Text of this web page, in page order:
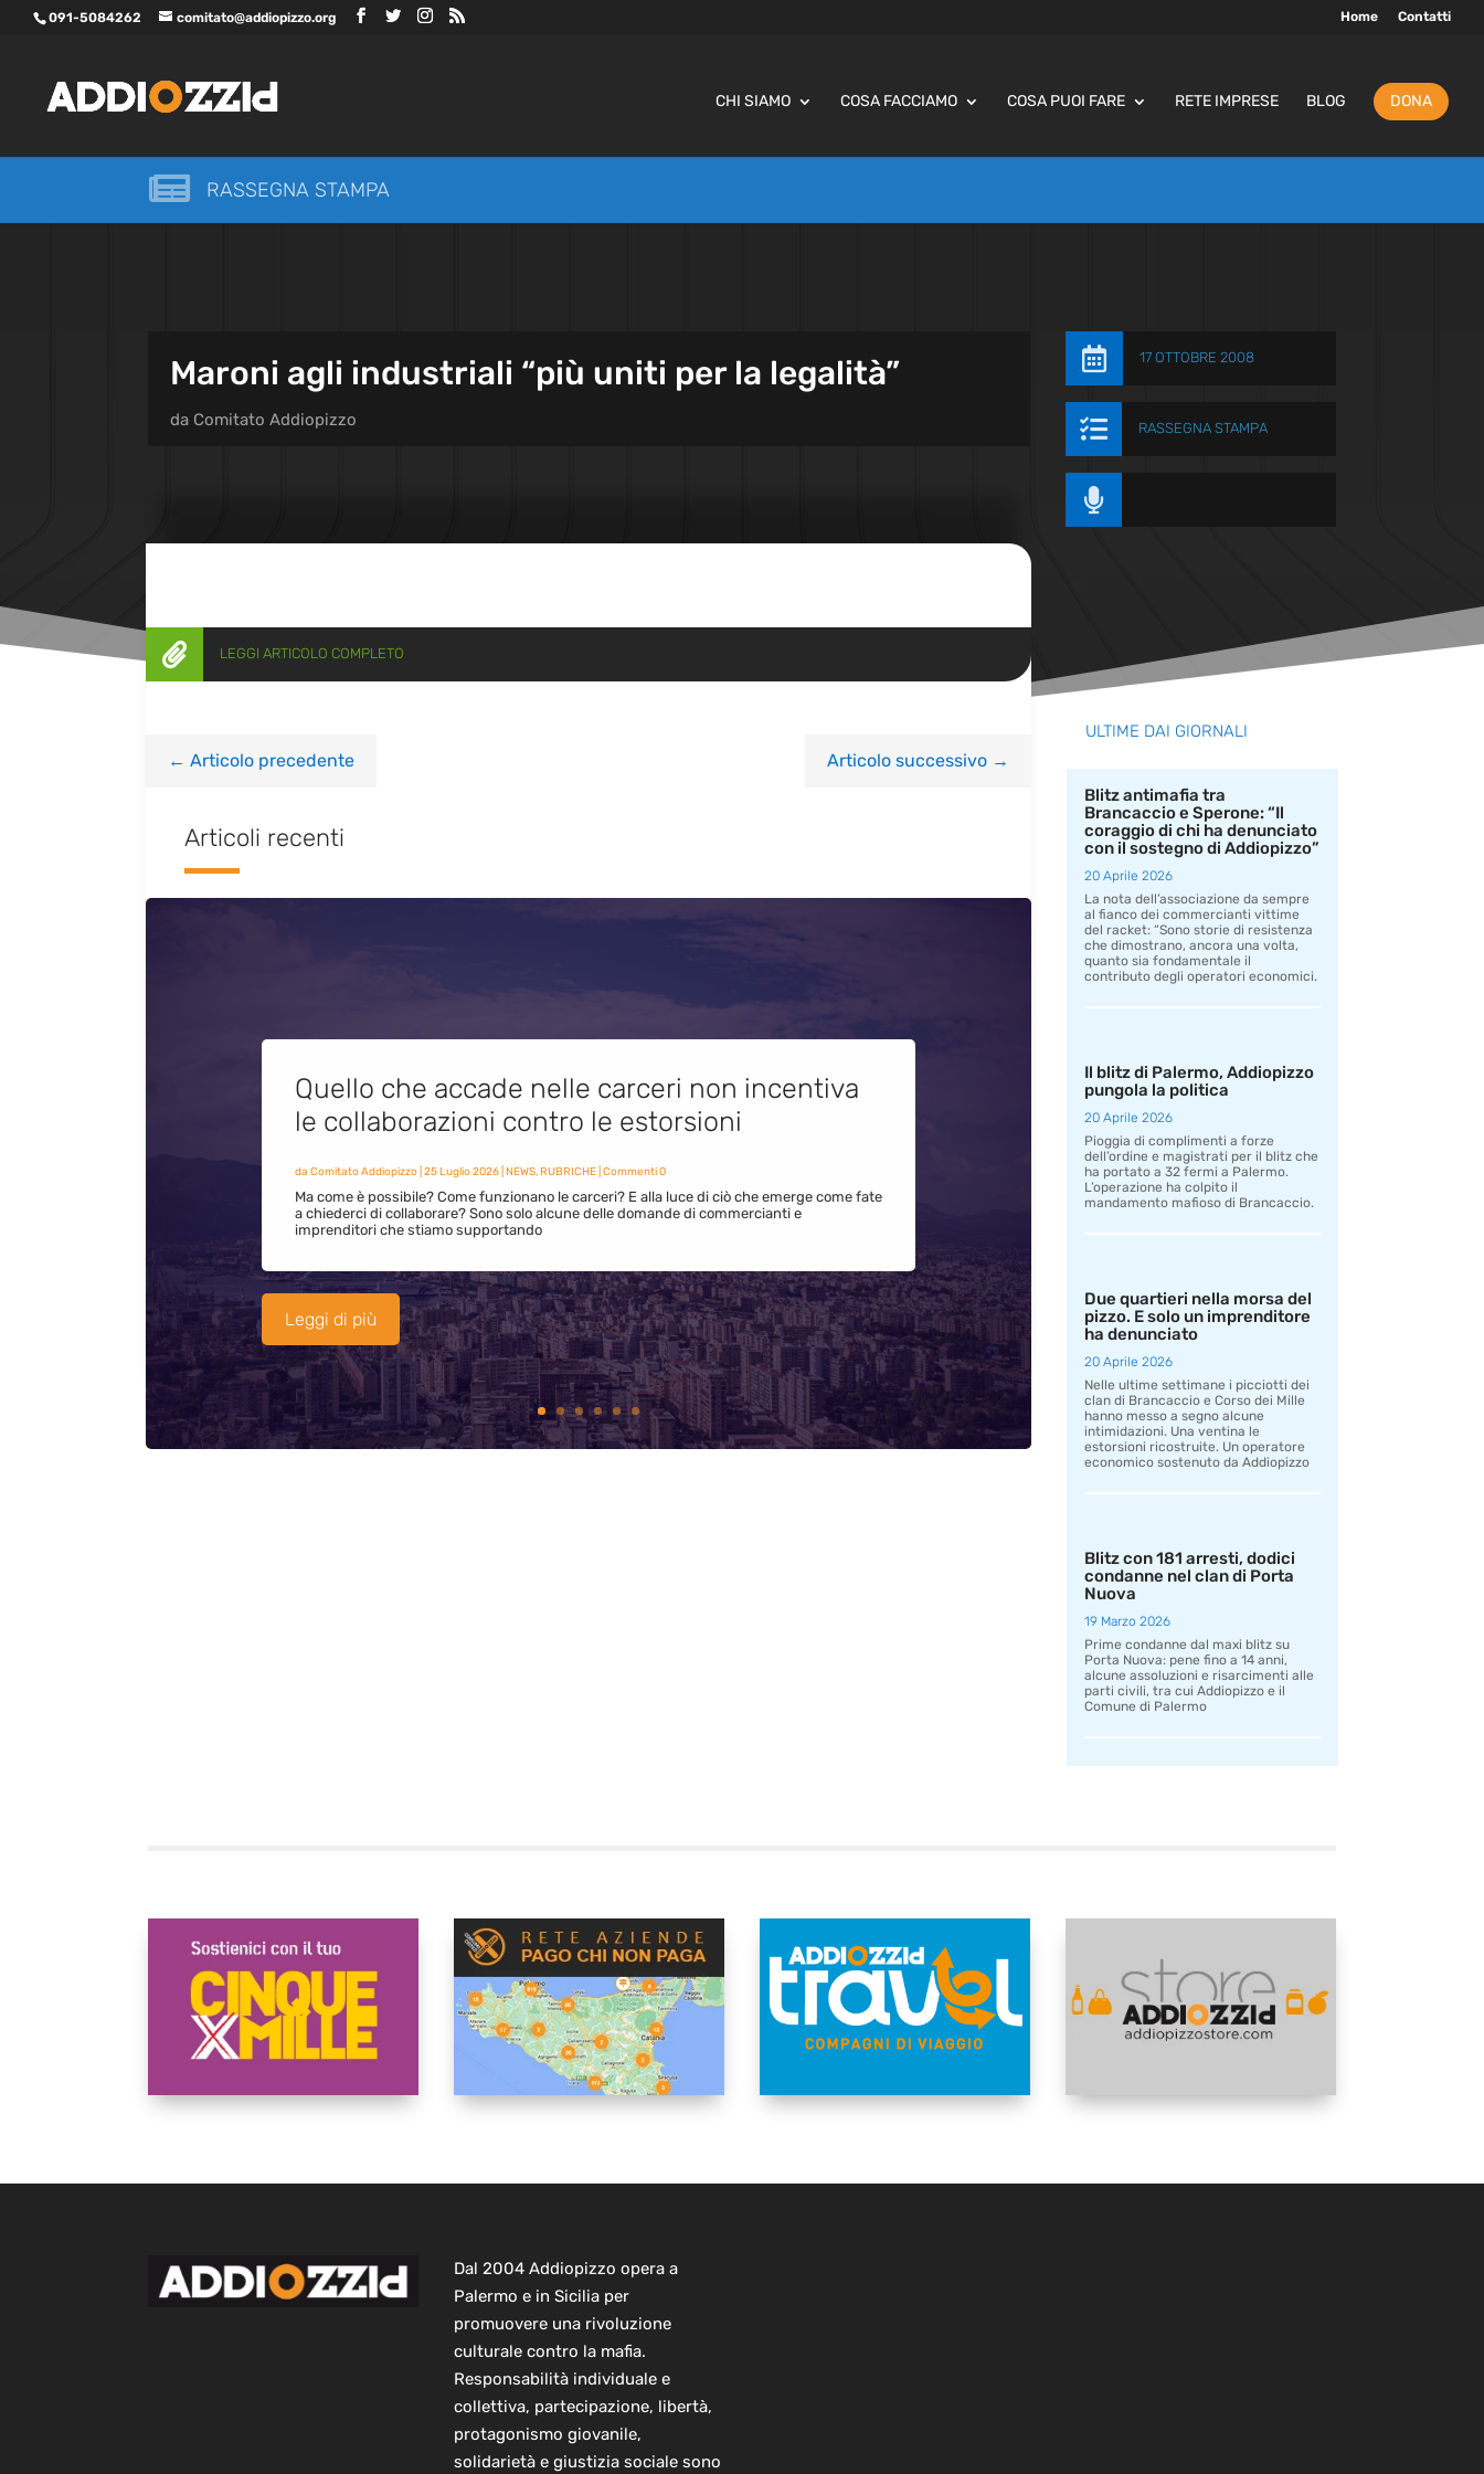
091-5084262 comitato@addiopizzo.org Home Contatti
CHI SIAMO COSA FACCIAMO COSA PUOI FARE RETE IMPRESE BLOG DONA
 RASSEGNA STAMPA
Maroni agli industriali “più uniti per la legalità”
da Comitato Addiopizzo
 17 OTTOBRE 2008
 RASSEGNA STAMPA

 LEGGI ARTICOLO COMPLETO
← Articolo precedente Articolo successivo→
Articoli recenti
Quello che accade nelle carceri non incentiva
le collaborazioni contro le estorsioni
da Comitato Addiopizzo| 25 Luglio 2026| NEWS,RUBRICHE| Commenti 0
Ma come è possibile? Come funzionano le carceri? E alla luce di ciò che emerge come fate
a chiederci di collaborare? Sono solo alcune delle domande di commercianti e
imprenditori che stiamo supportando
Leggi di più
ULTIME DAI GIORNALI
Blitz antimafia tra
Brancaccio e Sperone: “Il
coraggio di chi ha denunciato
con il sostegno di Addiopizzo”
20 Aprile 2026
La nota dell’associazione da sempre
al fianco dei commercianti vittime
del racket: “Sono storie di resistenza
che dimostrano, ancora una volta,
quanto sia fondamentale il
contributo degli operatori economici.
Il blitz di Palermo, Addiopizzo
pungola la politica
20 Aprile 2026
Pioggia di complimenti a forze
dell’ordine e magistrati per il blitz che
ha portato a 32 fermi a Palermo.
L’operazione ha colpito il
mandamento mafioso di Brancaccio.
Due quartieri nella morsa del
pizzo. E solo un imprenditore
ha denunciato
20 Aprile 2026
Nelle ultime settimane i picciotti dei
clan di Brancaccio e Corso dei Mille
hanno messo a segno alcune
intimidazioni. Una ventina le
estorsioni ricostruite. Un operatore
economico sostenuto da Addiopizzo
Blitz con 181 arresti, dodici
condanne nel clan di Porta
Nuova
19 Marzo 2026
Prime condanne dal maxi blitz su
Porta Nuova: pene fino a 14 anni,
alcune assoluzioni e risarcimenti alle
parti civili, tra cui Addiopizzo e il
Comune di Palermo
Dal 2004 Addiopizzo opera a
Palermo e in Sicilia per
promuovere una rivoluzione
culturale contro la mafia.
Responsabilità individuale e
collettiva, partecipazione, libertà,
protagonismo giovanile,
solidarietà e giustizia sociale sono